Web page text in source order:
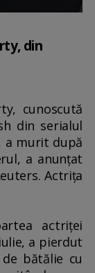
din
cunoscută
din serialul
a murit după
a anunţat
Actriţa
actriţei
a pierdut
bătălie cu